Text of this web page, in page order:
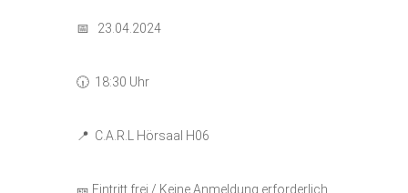
📅 23.04.2024
🕡 18:30 Uhr
📍 C.A.R.L Hörsaal H06
🎫 Eintritt frei / Keine Anmeldung erforderlich